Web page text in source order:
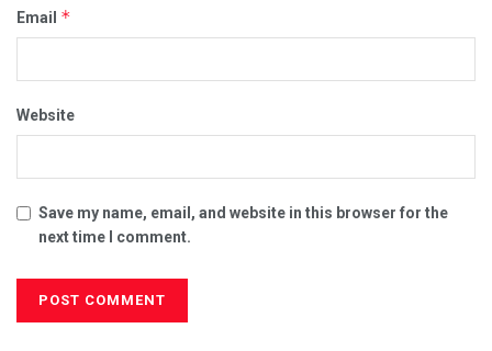
Email *
Website
Save my name, email, and website in this browser for the
next time I comment.